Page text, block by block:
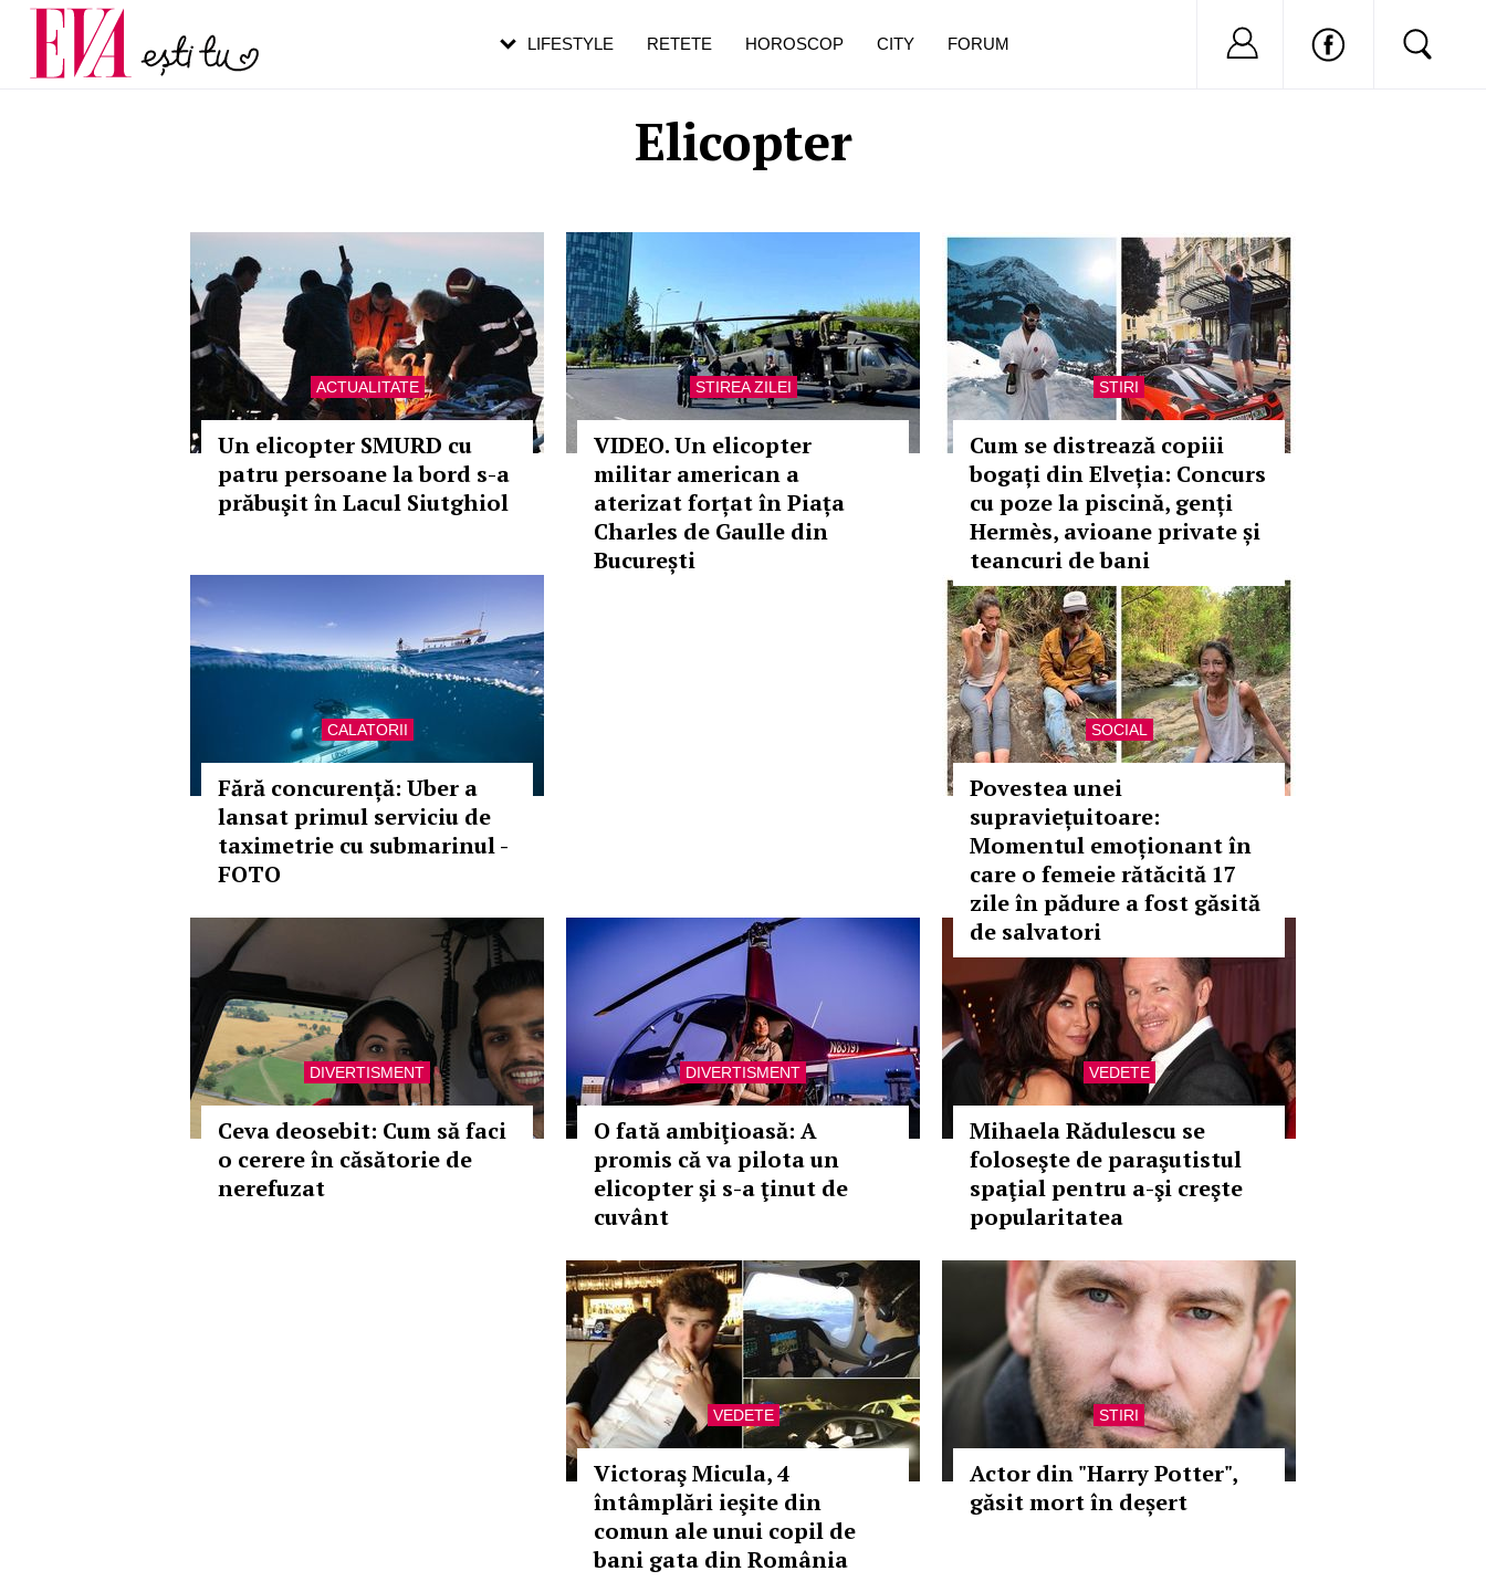
Elicopter
ACTUALITATE
Un elicopter SMURD cu
patru persoane la bord s-a
prăbuşit în Lacul Siutghiol
STIREA ZILEI
VIDEO. Un elicopter
militar american a
aterizat forțat în Piața
Charles de Gaulle din
București
STIRI
Cum se distrează copiii
bogați din Elveția: Concurs
cu poze la piscină, genți
Hermès, avioane private și
teancuri de bani
CALATORII
Fără concurență: Uber a
lansat primul serviciu de
taximetrie cu submarinul -
FOTO
SOCIAL
Povestea unei
supraviețuitoare:
Momentul emoționant în
care o femeie rătăcită 17
zile în pădure a fost găsită
de salvatori
DIVERTISMENT
Ceva deosebit: Cum să faci
o cerere în căsătorie de
nerefuzat
DIVERTISMENT
O fată ambiţioasă: A
promis că va pilota un
elicopter şi s-a ţinut de
cuvânt
VEDETE
Mihaela Rădulescu se
foloseşte de paraşutistul
spaţial pentru a-şi creşte
popularitatea
VEDETE
Victoraş Micula, 4
întâmplări ieşite din
comun ale unui copil de
bani gata din România
STIRI
Actor din "Harry Potter",
găsit mort în deșert
LIFESTYLE RETETE HOROSCOP CITY FORUM Nu ai cont?
Carieră
Actualitate
pe măsură ce înaintezi în vârstă